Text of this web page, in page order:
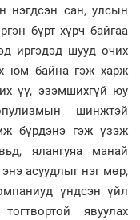
нэгдсэн сан, улсын
бүрт хүрч байгаа
иргэдэд шууд очих
юм байна гэж харж
үү, эзэмшихгүй юу
шинжтэй
бүрдэнэ гэж үзэж
ялангуяа манай
асуудлыг нэг мөр,
үндсэн үйл
явуулах